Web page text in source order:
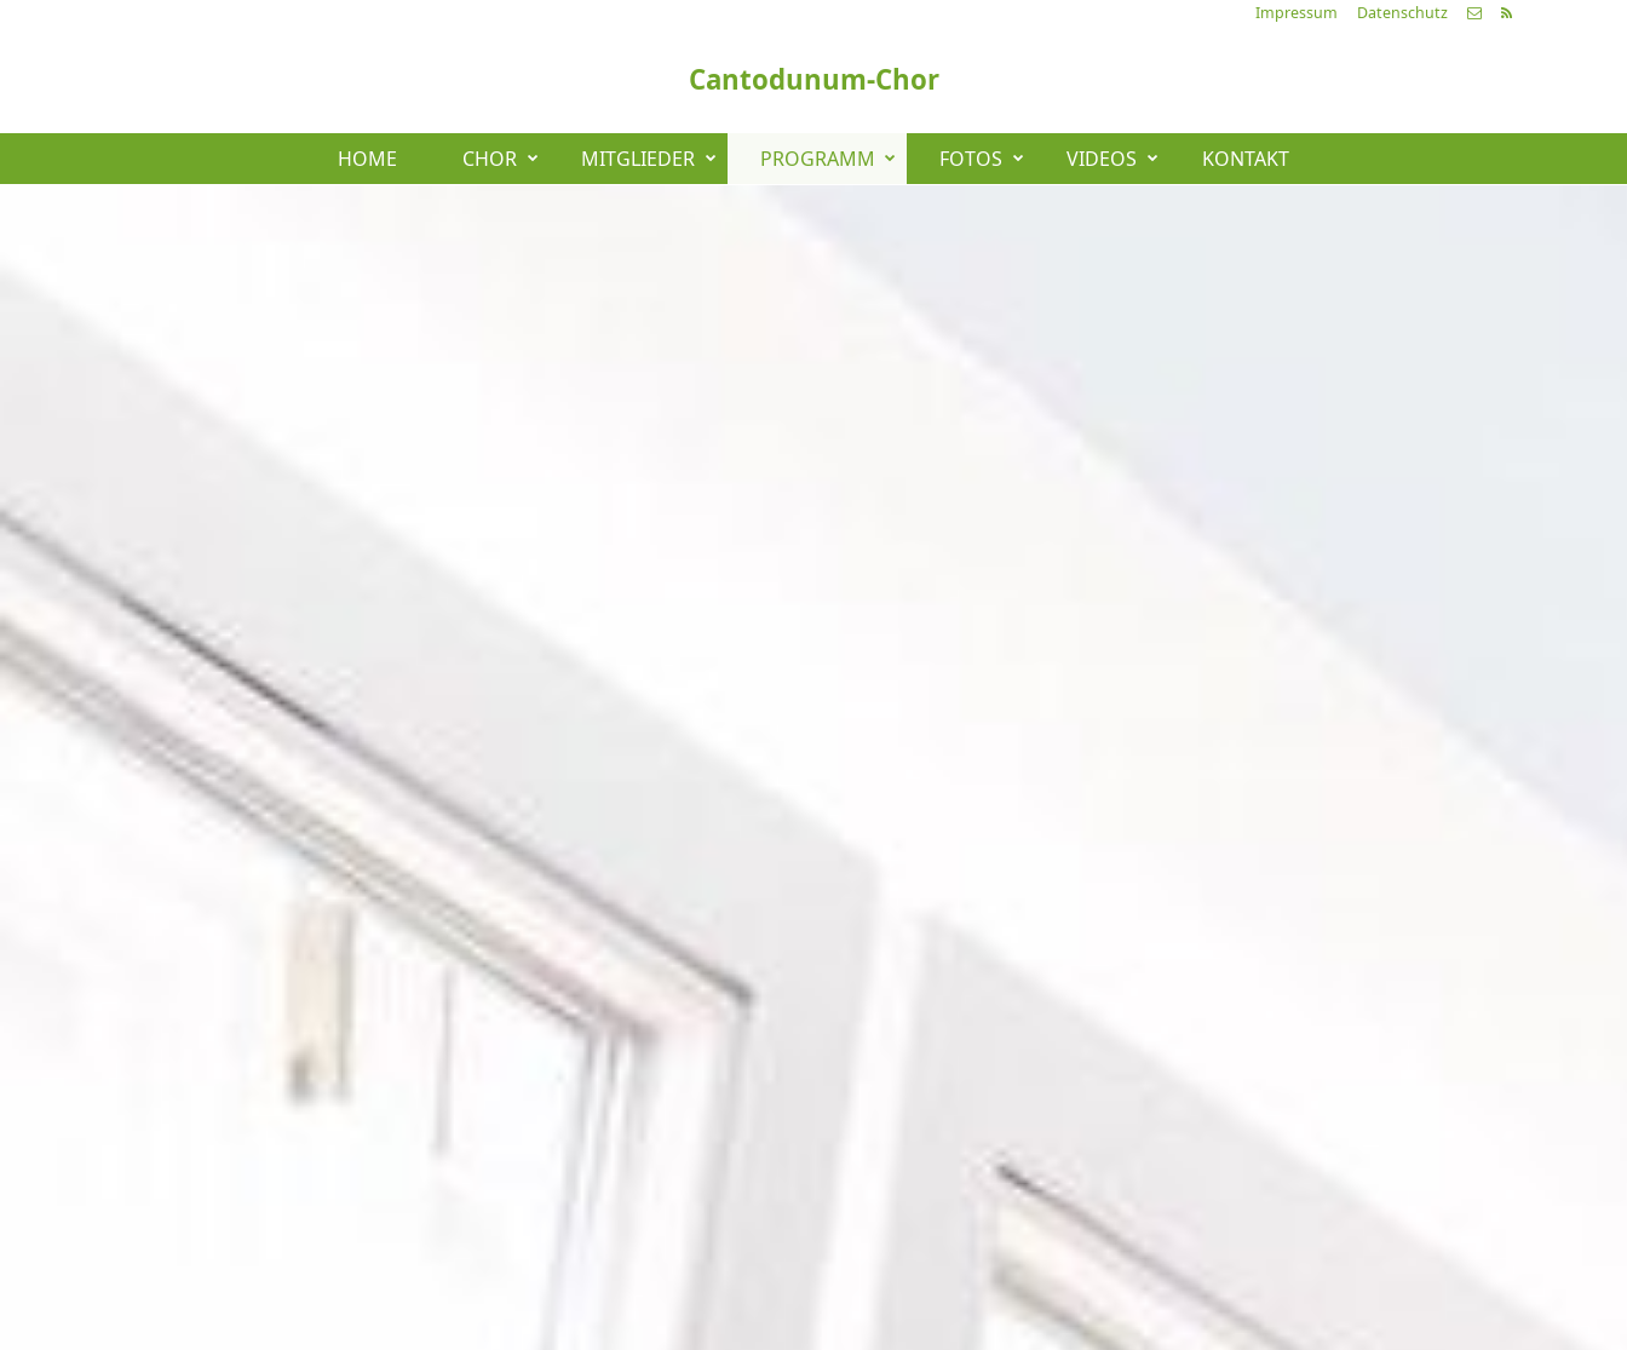
Impressum Datenschutz
Cantodunum-Chor
HOME CHOR MITGLIEDER PROGRAMM FOTOS VIDEOS KONTAKT